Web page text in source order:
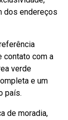
dos endereços
contato com a
verde
e um
país.
de moradia,